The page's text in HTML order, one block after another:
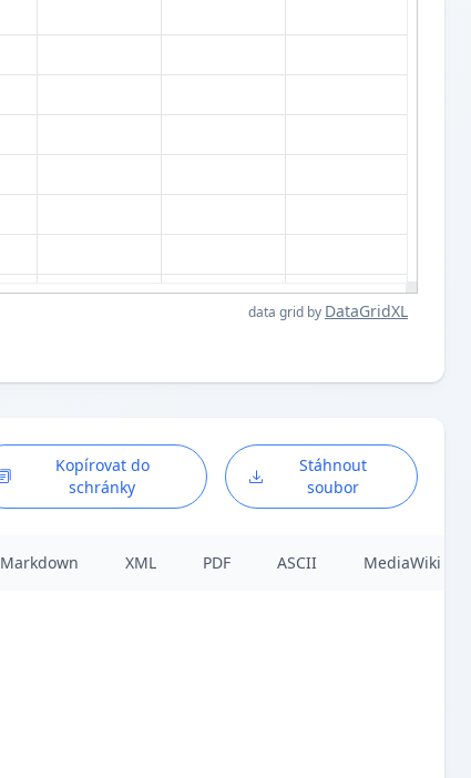
data grid by DataGridXL
Kopírovat do
schránky
Stáhnout
soubor
Markdown XML PDF ASCII MediaWiki